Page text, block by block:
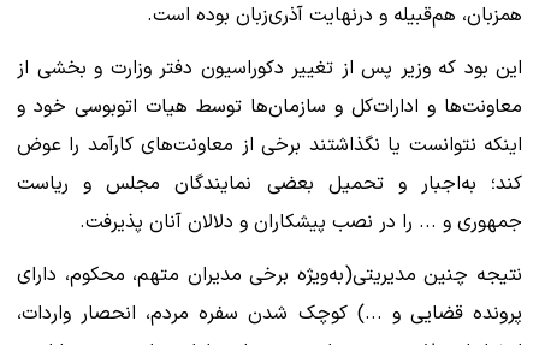
همزبان، هم‌قبیله و درنهایت آذری‌زبان بوده است.
این بود که وزیر پس از تغییر دکوراسیون دفتر وزارت و بخشی از
معاونت‌ها و ادارات‌کل و سازمان‌ها توسط هیات اتوبوسی خود و
اینکه نتوانست یا نگذاشتند برخی از معاونت‌های کارآمد را عوض
کند؛ به‌اجبار و تحمیل بعضی نمایندگان مجلس و ریاست
جمهوری و ... را در نصب پیشکاران و دلالان آنان پذیرفت.
نتیجه چنین مدیریتی(به‌ویژه برخی مدیران متهم، محکوم، دارای
پرونده قضایی و ...) کوچک شدن سفره مردم، انحصار واردات،